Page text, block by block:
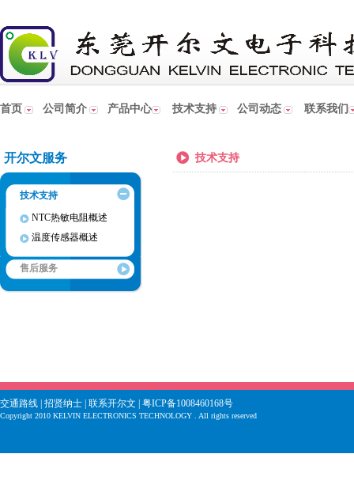
首页 公司简介 产品中心 技术支持 公司动态 联系我们
开尔文服务
技术支持
NTC热敏电阻概述
温度传感器概述
售后服务
技术支持
交通路线 招贤纳士 联系开尔文 | 粤ICP备1008460168号
Copyright 2010 KELVIN ELECTRONICS TECHNOLOGY . All rights reserved